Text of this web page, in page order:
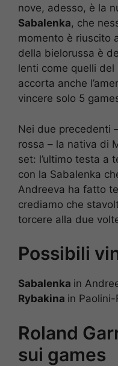
nove, adesso, è la
Sabalenka, che
momento è riuscito
della bielorussa è
lenti come quelli del
accorta anche
vincere solo 5
Nei due precedenti
rossa – la nativa di
set: l’ultimo testa a
con la Sabalenka
Andreeva ha fatto
crediamo che
torcere alla due
Possibili
Sabalenka in
Rybakina in Paolini-
Roland
sui games